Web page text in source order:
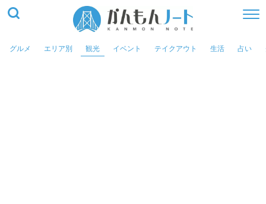
グルメ エリア別 観光 イベント テイクアウト 生活 占い